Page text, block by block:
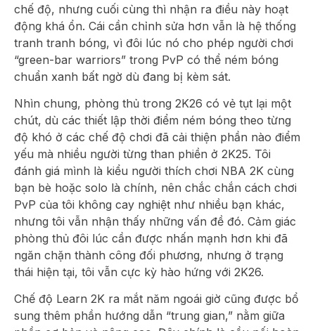
chế độ, nhưng cuối cùng thì nhận ra điều này hoạt
động khá ổn. Cái cần chỉnh sửa hơn vẫn là hệ thống
tranh tranh bóng, vì đôi lúc nó cho phép người chơi
“green-bar warriors” trong PvP có thể ném bóng
chuẩn xanh bất ngờ dù đang bị kèm sát.
Nhìn chung, phòng thủ trong 2K26 có vẻ tụt lại một
chút, dù các thiết lập thời điểm ném bóng theo từng
độ khó ở các chế độ chơi đã cải thiện phần nào điểm
yếu mà nhiều người từng than phiền ở 2K25. Tôi
đánh giá mình là kiểu người thích chơi NBA 2K cùng
bạn bè hoặc solo là chính, nên chắc chắn cách chơi
PvP của tôi không cay nghiệt như nhiều bạn khác,
nhưng tôi vẫn nhận thấy những vấn đề đó. Cảm giác
phòng thủ đôi lúc cần được nhấn mạnh hơn khi đã
ngăn chặn thành công đối phương, nhưng ở trạng
thái hiện tại, tôi vẫn cực kỳ hào hứng với 2K26.
Chế độ Learn 2K ra mắt năm ngoái giờ cũng được bổ
sung thêm phần hướng dẫn “trung gian,” nằm giữa